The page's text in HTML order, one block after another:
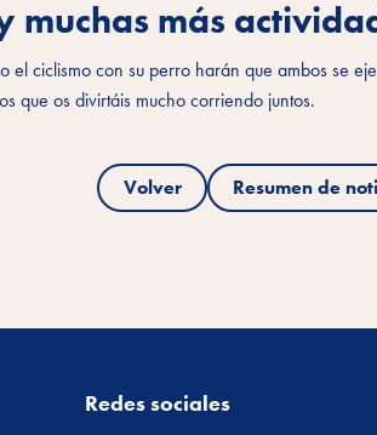
muchas más
el ciclismo con su perro harán que ambos se
que os divirtáis mucho corriendo juntos.
Volver Resumen de
Redes sociales